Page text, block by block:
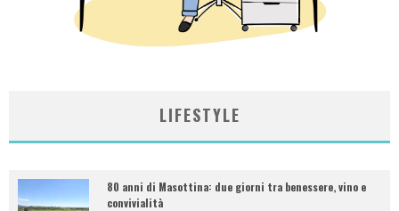
LIFESTYLE
80 anni di Masottina: due giorni tra benessere, vino e
convivialità